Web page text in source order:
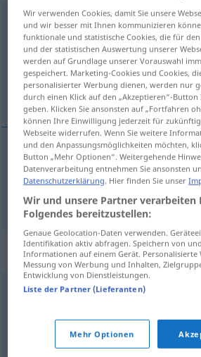
utslette
Übersicht aller Übersetzungen
(Für mehr Details die Übersetzung
auslöschen, vernichten
auslöschen utslette
vernichten utslette
Synonyme für
rive,skade,tilintetgjøre,øde
Wir verwenden Cookies, damit Sie unsere
und wir besser mit Ihnen kommunizieren
funktionale und statistische Cookies, die für
und der statistischen Auswertung unserer
werden auf Grundlage unserer Vorauswahl
gespeichert. Marketing-Cookies und Cookies,
personalisierter Werbung dienen, werden nur
durch einen Klick auf den „Akzeptieren“-
geben. Klicken Sie ansonsten auf „Fortfahren
können Ihre Einwilligung jederzeit für
Webseite widerrufen. Wenn Sie weitere
und den Anpassungsmöglichkeiten möchten,
Button „Mehr Optionen“. Weitergehende
Datenverarbeitung entnehmen Sie ansonsten
Datenschutzerklärung. Hier finden Sie unser
Wir und unsere Partner verarbeiten
Folgendes bereitzustellen:
Genaue Geolocation-Daten verwenden.
Identifikation aktiv abfragen. Speichern von
Informationen auf einem Gerät.
Messung von Werbung und Inhalten,
Entwicklung von Dienstleistungen.
Liste der Partner (Lieferanten)
Mehr Optionen